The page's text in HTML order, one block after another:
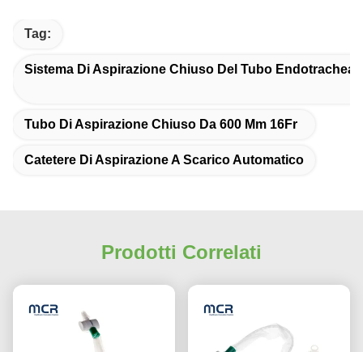
Tag:
Sistema Di Aspirazione Chiuso Del Tubo
Tubo Di Aspirazione Chiuso Da 600 Mm 16Fr
Catetere Di Aspirazione A Scarico Automatico
Prodotti Correlati